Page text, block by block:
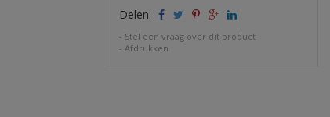
Delen:
- Stel een vraag over dit product
-Afdrukken